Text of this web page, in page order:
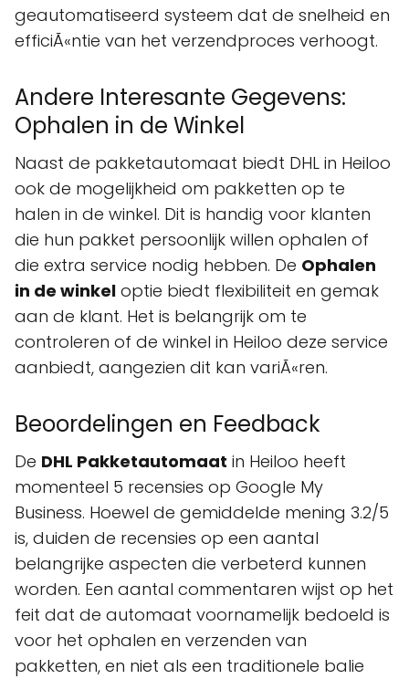
geautomatiseerd systeem dat de snelheid en
efficiÃ«ntie van het verzendproces verhoogt.
Andere Interesante Gegevens:
Ophalen in de Winkel
Naast de pakketautomaat biedt DHL in Heiloo
ook de mogelijkheid om pakketten op te
halen in de winkel. Dit is handig voor klanten
die hun pakket persoonlijk willen ophalen of
die extra service nodig hebben. De Ophalen
in de winkel optie biedt flexibiliteit en gemak
aan de klant. Het is belangrijk om te
controleren of de winkel in Heiloo deze service
aanbiedt, aangezien dit kan variÃ«ren.
Beoordelingen en Feedback
De DHL Pakketautomaat in Heiloo heeft
momenteel 5 recensies op Google My
Business. Hoewel de gemiddelde mening 3.2/5
is, duiden de recensies op een aantal
belangrijke aspecten die verbeterd kunnen
worden. Een aantal commentaren wijst op het
feit dat de automaat voornamelijk bedoeld is
voor het ophalen en verzenden van
pakketten, en niet als een traditionele balie